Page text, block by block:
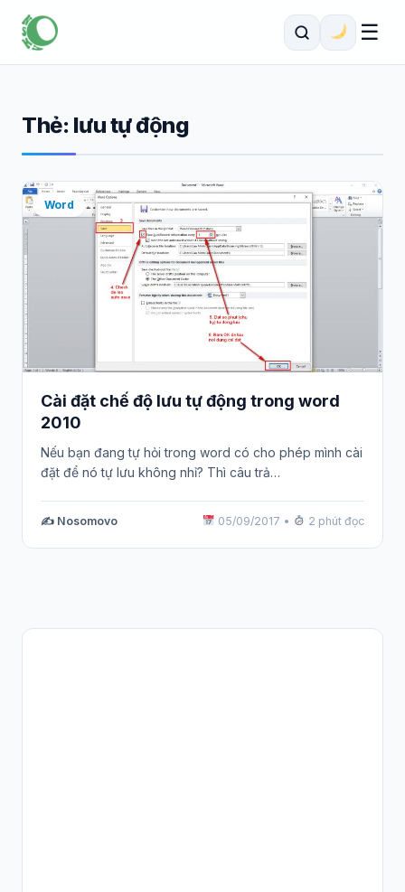
☰
Thẻ: lưu tự động
Word
Cài đặt chế độ lưu tự động trong word
2010
Nếu bạn đang tự hỏi trong word có cho phép mình cài
đặt để nó tự lưu không nhỉ? Thì câu trả…
✍️ Nosomovo 05/09/2017 • 2 phút đọc